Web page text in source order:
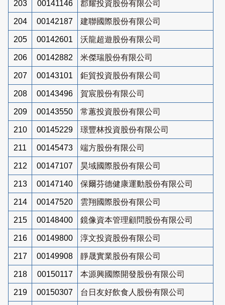
203 00141146 郡耀投資股份有限公司
204 00142187 建聯國際股份有限公司
205 00142601 沃龍超遊股份有限公司
206 00142882 米傑瑞股份有限公司
207 00143101 鉅貿投資股份有限公司
208 00143496 賀宸股份有限公司
209 00143550 常蕙投資股份有限公司
210 00145229 璟豐林投資股份有限公司
211 00145473 端方股份有限公司
212 00147107 昊域國際股份有限公司
213 00147140 保爾芬德健康運動股份有限公司
214 00147520 雲翔國際股份有限公司
215 00148400 鏡像資本管理顧問股份有限公司
216 00149800 淳文投資股份有限公司
217 00149908 靜晟實業股份有限公司
218 00150117 本源興國際開發股份有限公司
219 00150307 台日友好飲食人股份有限公司